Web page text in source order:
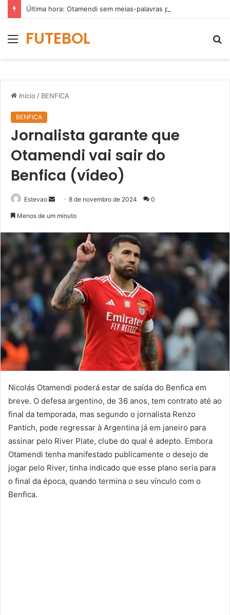
MenuFUTEBOL
Início / BENFICA
BENFICA
Jornalista garante que
Otamendi vai sair do
Benfica (vídeo)
Estevao
Mande
mail
8 de novembro de 2024 0
Menos de um minuto
Nicolás Otamendi poderá estar de saída do Benfica em
breve. O defesa argentino, de 36 anos, tem contrato até ao
final da temporada, mas segundo o jornalista Renzo
Pantich, pode regressar à Argentina já em janeiro para
assinar pelo River Plate, clube do qual é adepto. Embora
Otamendi tenha manifestado publicamente o desejo de
jogar pelo River, tinha indicado que esse plano seria para
o final da época, quando termina o seu vínculo com o
Benfica.